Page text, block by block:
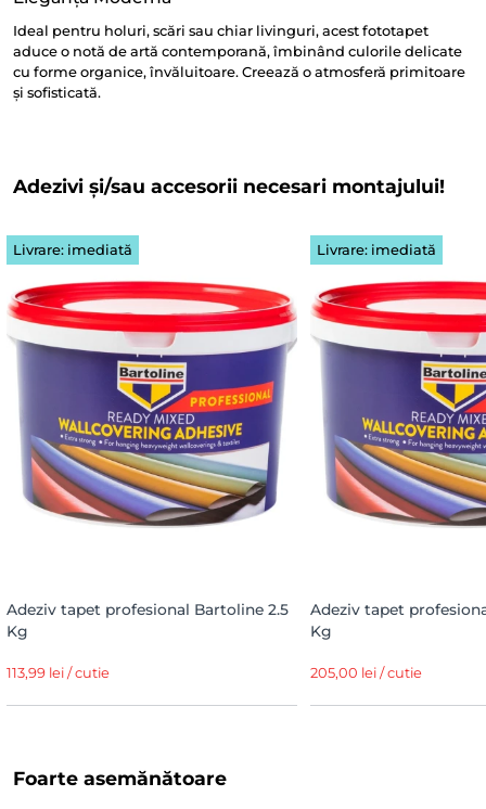
Ideal pentru holuri, scări sau chiar livinguri, acest fototapet
aduce o notă de artă contemporană, îmbinând culorile delicate
cu forme organice, învăluitoare. Creează o atmosferă primitoare
și sofisticată.
Adezivi și/sau accesorii necesari montajului!
Livrare: imediată
Adeziv tapet profesional Bartoline 2.5
Kg
113,99 lei / cutie
Livrare: imediată
Adeziv tapet
Kg
205,00 lei / cutie
Foarte asemănătoare